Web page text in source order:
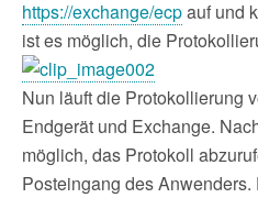
https://exchange/ecpauf und
ist es möglich, die
Nun läuft die Protokollierung
Endgerät und Exchange.
möglich, das Protokoll
Posteingang des